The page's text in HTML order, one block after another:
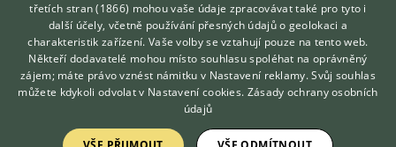
KONTAKT DO REDAKCE WEBU
redakce@ifauna.cz
nonstop
Hledáte zvířecího kamaráda?
Zdarma vám poradí
VETERINÁŘ ONLINE
KONZULTOVAT S
VETERINÁŘEM
třetích stran (1866) mohou vaše údaje zpracovávat také pro tyto i
další účely, včetně používání přesných údajů o geolokaci a
charakteristik zařízení. Vaše volby se vztahují pouze na tento web.
Někteří dodavatelé mohou místo souhlasu spoléhat na oprávněný
zájem; máte právo vznést námitku v Nastavení reklamy. Svůj souhlas
můžete kdykoli odvolat v Nastavení cookies. Zásady ochrany osobních
údajů